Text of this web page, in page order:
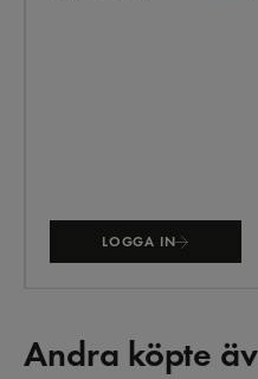
LOGGA IN
Andra köpte